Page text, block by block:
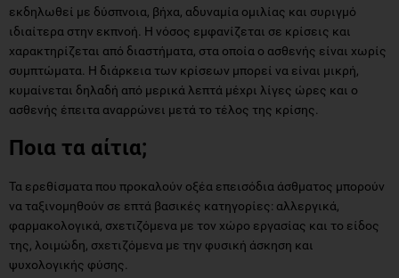
εκδηλωθεί με δύσπνοια, βήχα, αδυναμία ομιλίας και συριγμό
ιδιαίτερα στην εκπνοή. Η νόσος εμφανίζεται σε κρίσεις και
χαρακτηρίζεται από διαστήματα, στα οποία ο ασθενής είναι χωρίς
συμπτώματα. Η διάρκεια των κρίσεων μπορεί να είναι μικρή,
κυμαίνεται δηλαδή από μερικά λεπτά μέχρι λίγες ώρες και ο
ασθενής έπειτα αναρρώνει μετά το τέλος της κρίσης.
Ποια τα αίτια;
Τα ερεθίσματα που προκαλούν οξέα επεισόδια άσθματος μπορούν
να ταξινομηθούν σε επτά βασικές κατηγορίες: αλλεργικά,
φαρμακολογικά, σχετιζόμενα με τον χώρο εργασίας και το είδος
της, λοιμώδη, σχετιζόμενα με την φυσική άσκηση και
ψυχολογικής φύσης.